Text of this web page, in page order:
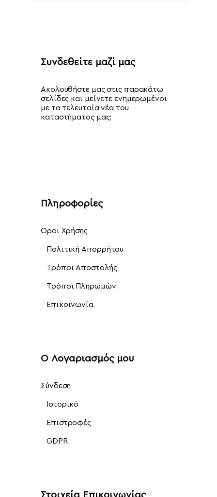
Συνδεθείτε μαζί μας
Ακολουθήστε μας στις παρακάτω
σελίδες και μείνετε ενημερωμένοι
με τα τελευταία νέα του
καταστήματος μας:
Πληροφορίες
Όροι Χρήσης
Πολιτική Απορρήτου
Τρόποι Αποστολής
Τρόποι Πληρωμών
Επικοινωνία
Ο Λογαριασμός μου
Σύνδεση
Ιστορικό
Επιστροφές
GDPR
Στοιχεία Επικοινωνίας